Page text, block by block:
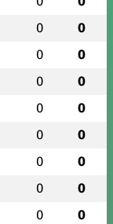
0 0
0 0
0 0
0 0
0 0
0 0
0 0
0 0